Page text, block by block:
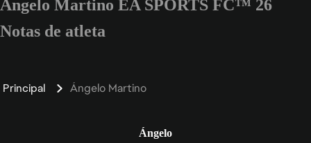
Insira pelo menos 3 caracteres ou números
Ángelo Martino EA SPORTS FC™ 26
Notas de atleta
Principal Ángelo Martino
Ángelo